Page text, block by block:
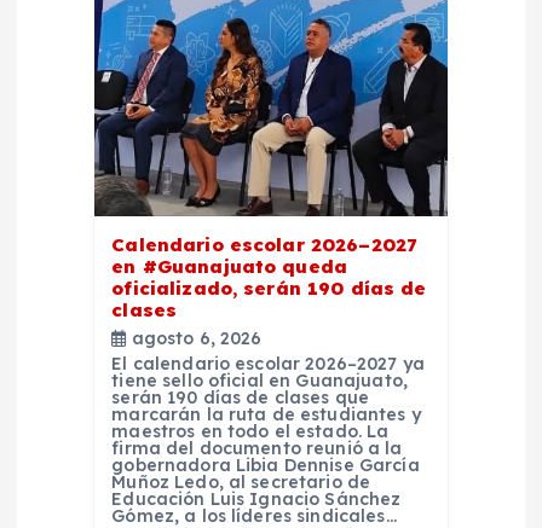
Calendario escolar 2026–2027
en #Guanajuato queda
oficializado, serán 190 días de
clases
agosto 6, 2026
El calendario escolar 2026–2027 ya
tiene sello oficial en Guanajuato,
serán 190 días de clases que
marcarán la ruta de estudiantes y
maestros en todo el estado. La
firma del documento reunió a la
gobernadora Libia Dennise García
Muñoz Ledo, al secretario de
Educación Luis Ignacio Sánchez
Gómez, a los líderes sindicales…